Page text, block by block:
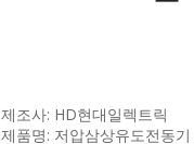
제조사: HD현대일렉트릭
제품명: 저압삼상유도전동